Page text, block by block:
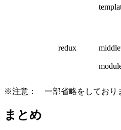
redux
※注意： 一部省略をしており
まとめ